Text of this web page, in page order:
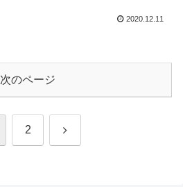
2020.12.11
次のページ
2 次